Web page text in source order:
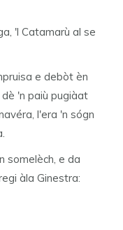
'l Catamarù al se
e debòt èn
dè 'n paiù pugiàat
l'era 'n sógn
somelèch, e da
àla Ginestra: